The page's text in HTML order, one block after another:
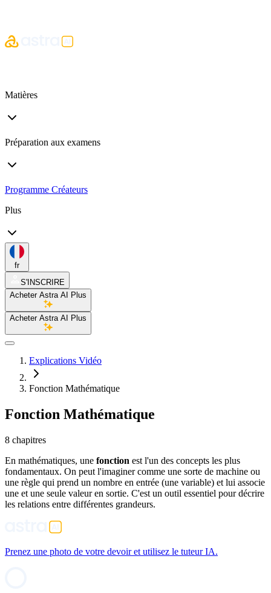
Matières
Préparation aux examens
Programme Créateurs
Plus
fr
S'INSCRIRE
Acheter Astra AI Plus
Acheter Astra AI Plus
Explications Vidéo
Fonction Mathématique
Fonction Mathématique
8 chapitres
En mathématiques, une fonction est l'un des concepts les plus
fondamentaux. On peut l'imaginer comme une sorte de machine ou
une règle qui prend un nombre en entrée (une variable) et lui associe
une et une seule valeur en sortie. C'est un outil essentiel pour décrire
les relations entre différentes grandeurs.
Prenez une photo de votre devoir et utilisez le tuteur IA.